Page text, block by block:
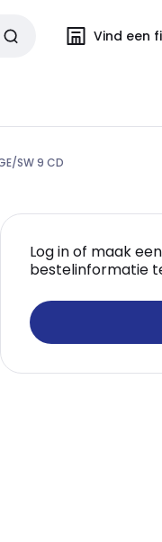
Vind een
SW 9 CD
Log in of maak
bestelinformatie